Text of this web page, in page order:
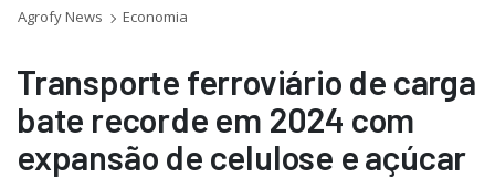
Agrofy News Economia
Transporte ferroviário de carga
bate recorde em 2024 com
expansão de celulose e açúcar